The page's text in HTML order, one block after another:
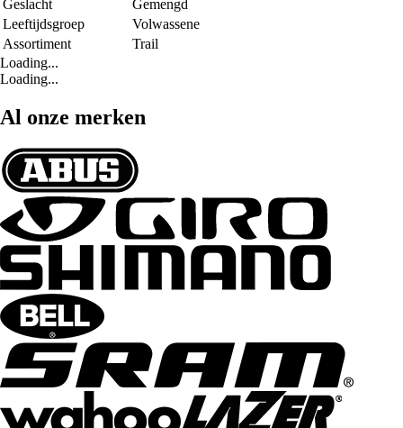
Geslacht
Gemengd
Leeftijdsgroep
Volwassene
Assortiment
Trail
Loading...
Loading...
Al onze merken